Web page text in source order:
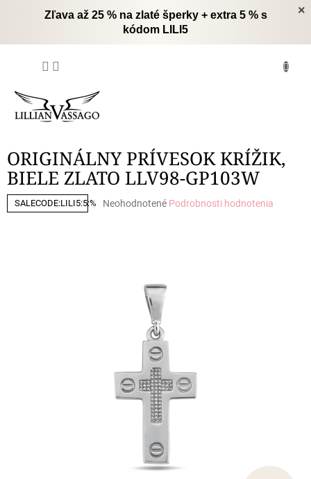
×
Zľava až 25 % na zlaté šperky + extra 5 % s
kódom LILI5
ORIGINÁLNY PRÍVESOK KRÍŽIK,
BIELE ZLATO LLV98-GP103W
SALECODE:LILI5:5:%
Priemerné
hviezdičiek.
Neohodnotené Podrobnosti hodnotenia